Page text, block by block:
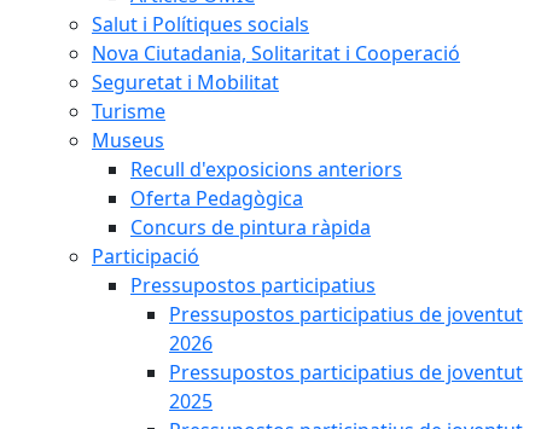
Salut i Polítiques socials
Nova Ciutadania, Solitaritat i Cooperació
Seguretat i Mobilitat
Turisme
Museus
Recull d'exposicions anteriors
Oferta Pedagògica
Concurs de pintura ràpida
Participació
Pressupostos participatius
Pressupostos participatius de joventut
2026
Pressupostos participatius de joventut
2025